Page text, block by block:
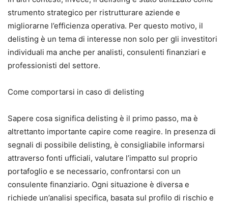
strumento strategico per ristrutturare aziende e
migliorarne l’efficienza operativa. Per questo motivo, il
delisting è un tema di interesse non solo per gli investitori
individuali ma anche per analisti, consulenti finanziari e
professionisti del settore.
Come comportarsi in caso di delisting
Sapere cosa significa delisting è il primo passo, ma è
altrettanto importante capire come reagire. In presenza di
segnali di possibile delisting, è consigliabile informarsi
attraverso fonti ufficiali, valutare l’impatto sul proprio
portafoglio e se necessario, confrontarsi con un
consulente finanziario. Ogni situazione è diversa e
richiede un’analisi specifica, basata sul profilo di rischio e